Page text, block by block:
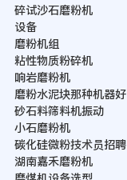
碎试沙石磨粉机
设备
磨粉机组
粘性物质粉碎机
响岩磨粉机
磨粉水泥块那种机器好
砂石料筛料机振动
小石磨粉机
碳化硅微粉技术员招聘
湖南嘉禾磨粉机